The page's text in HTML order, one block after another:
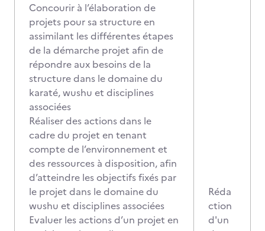
Concourir à l’élaboration de
projets pour sa structure en
assimilant les différentes étapes
de la démarche projet afin de
répondre aux besoins de la
structure dans le domaine du
karaté, wushu et disciplines
associées
Réaliser des actions dans le
cadre du projet en tenant
compte de l’environnement et
des ressources à disposition, afin
d’atteindre les objectifs fixés par
le projet dans le domaine du
wushu et disciplines associées
Evaluer les actions d’un projet en
Réda
ction
d'un